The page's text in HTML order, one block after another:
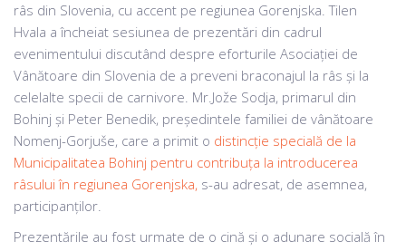
râs din Slovenia, cu accent pe regiunea Gorenjska. Tilen
Hvala a încheiat sesiunea de prezentări din cadrul
evenimentului discutând despre eforturile Asociației de
Vânătoare din Slovenia de a preveni braconajul la râs și la
celelalte specii de carnivore. Mr.Jože Sodja, primarul din
Bohinj și Peter Benedik, președintele familiei de vânătoare
Nomenj-Gorjuše, care a primit o distincție specială de la
Municipalitatea Bohinj pentru contribuța la introducerea
râsului în regiunea Gorenjska, s-au adresat, de asemnea,
participanților.
Prezentările au fost urmate de o cină și o adunare socială în